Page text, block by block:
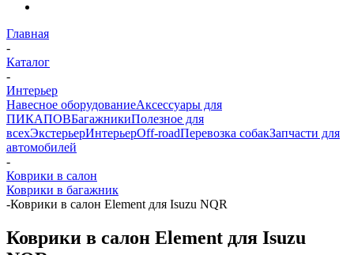
Главная
-
Каталог
-
Интерьер
Навесное оборудованиеАксессуары для
ПИКАПОВБагажникиПолезное для
всехЭкстерьерИнтерьерOff-roadПеревозка собакЗапчасти для
автомобилей
-
Коврики в салон
Коврики в багажник
-Коврики в салон Element для Isuzu NQR
Коврики в салон Element для Isuzu